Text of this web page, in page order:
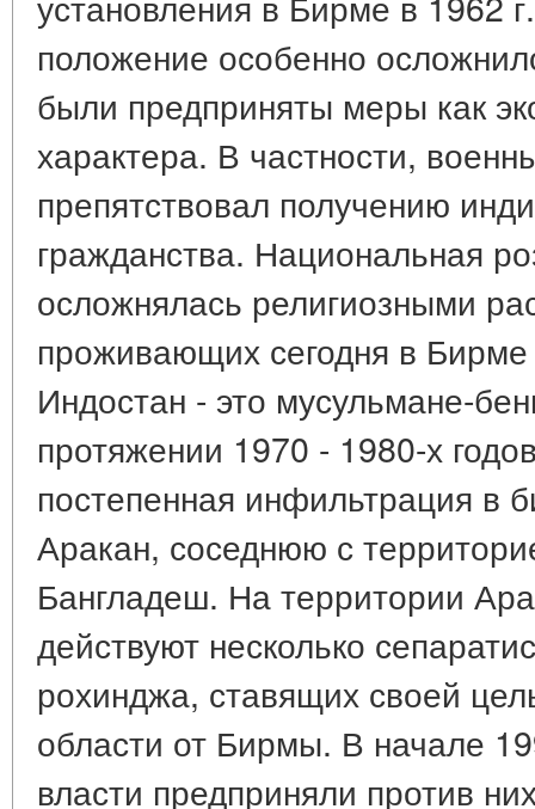
положение особенно
были предприняты меры как
характера. В частности,
препятствовал получению
гражданства. Национальная
осложнялась религиозными
проживающих сегодня в
Индостан - это мусульмане-
протяжении 1970 - 1980-х
постепенная инфильтрация в
Аракан, соседнюю с
Бангладеш. На территории
действуют несколько
рохинджа, ставящих своей
области от Бирмы. В начале
власти предприняли против